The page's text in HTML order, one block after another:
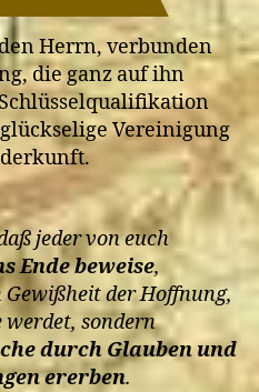
Jesu
verloren
gehen?
Herrn, verbunden
die ganz auf ihn
Vereinigung
jeder von euch
Ende beweise,
der Hoffnung,
sondern
durch Glauben und
ererben.